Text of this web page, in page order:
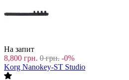
На запит
8,800 грн. 0 грн. -0%
Korg Nanokey-ST Studio